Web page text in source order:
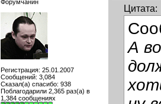
Форумчанин
Регистрация: 25.01.2007
Сообщений: 3,084
Сказал(а) спасибо: 938
Поблагодарили 2,365 раз(а) в
1,384 сообщениях
Цитата:
А